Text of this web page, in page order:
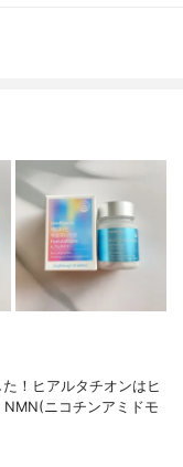
！ヒアルタチオンはヒ
ニコチンアミドモ